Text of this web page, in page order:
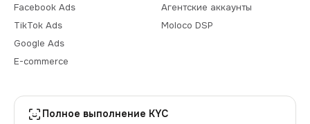
Facebook Ads
TikTok Ads
Google Ads
E-commerce
Агентские аккаунты
Moloco DSP
Полное выполнение KYC